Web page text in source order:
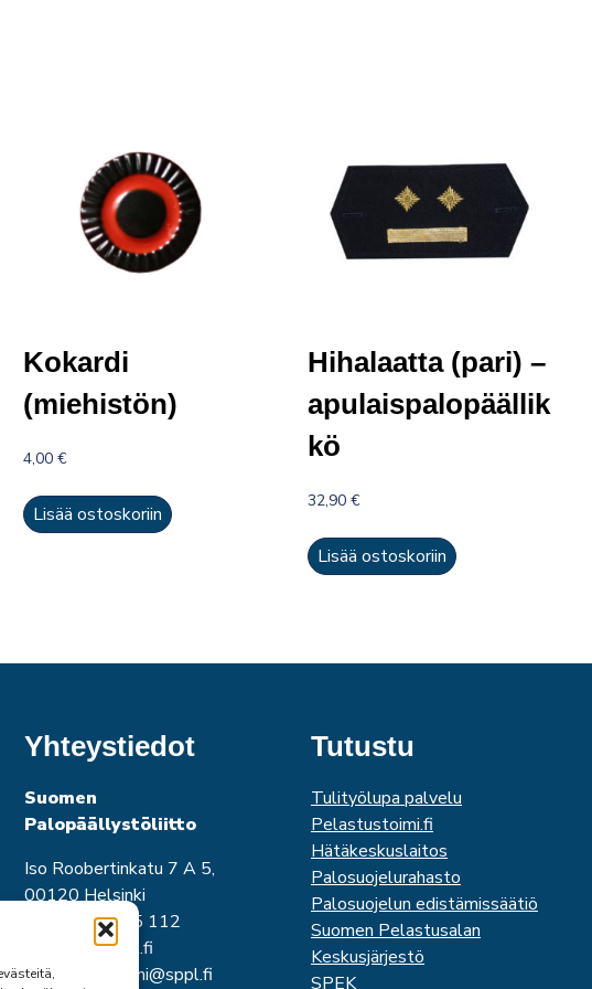
Kokardi
(miehistön)
4,00 €
Lisää ostoskoriin
Hihalaatta (pari) –
apulaispalopäällik
kö
32,90 €
Lisää ostoskoriin
Yhteystiedot
Suomen
Palopäällystöliitto
Iso Roobertinkatu 7 A 5,
00120 Helsinki
Puh. 0440 345 112
toimisto@sppl.fi
etunimi.sukunimi@sppl.fi
Tutustu
Tulityölupa palvelu
Pelastustoimi.fi
Hätäkeskuslaitos
Palosuojelurahasto
Palosuojelun edistämissäätiö
Suomen Pelastusalan
Keskusjärjestö
SPEK